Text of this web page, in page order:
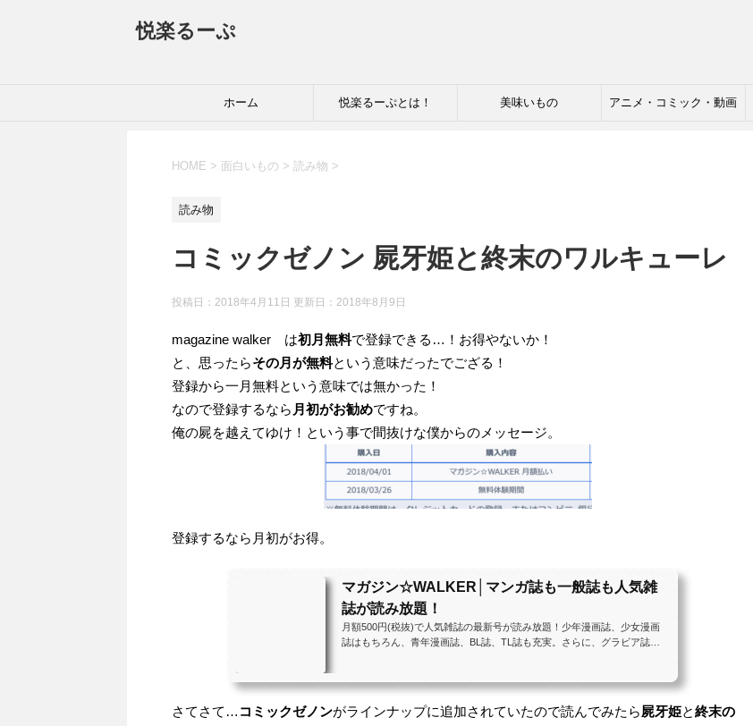
悦楽るーぷ
ホーム 悦楽るーぷとは！ 美味いもの アニメ・コミック・動画
HOME > 面白いもの > 読み物 >
読み物
コミックゼノン 屍牙姫と終末のワルキューレ
投稿日：2018年4月11日 更新日： 2018年8月9日
magazine walker は初月無料で登録できる…！お得やないか！
と、思ったらその月が無料という意味だったでござる！
登録から一月無料という意味では無かった！
なので登録するなら 月初がお勧めですね。
俺の屍を越えてゆけ！という事で間抜けな僕からのメッセージ。
登録するなら月初がお得。
マガジン☆WALKER│マンガ誌も一般誌も人気雑
誌が読み放題！
月額500円(税抜)で人気雑誌の最新号が読み放題！少年漫画誌、少女漫画
誌はもちろん、青年漫画誌、BL誌、TL誌も充実。さらに、グラビア誌や
さてさて… コミックゼノンがラインナップに追加されていたので読んでみたら屍牙姫と終末の